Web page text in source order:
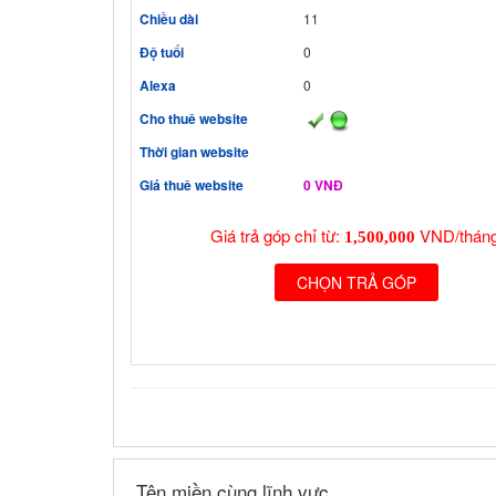
Chiều dài 11
Độ tuổi 0
Alexa 0
Cho thuê website
Thời gian website
Giá thuê website
0 VNĐ
Giá trả góp chỉ từ: 1,500,000 VND/
CHỌN TRẢ GÓP